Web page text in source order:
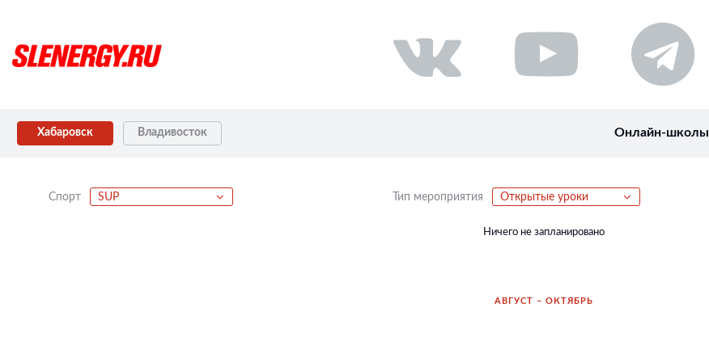
Хабаровск Владивосток Онлайн-школы
Спорт SUP Тип мероприятия Открытые уроки
Ничего не запланировано
АВГУСТ – ОКТЯБРЬ